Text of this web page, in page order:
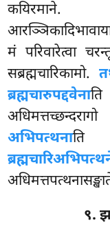
मं परिवारेत्वा
सब्रह्मचारिकामो.
ब्रह्मचारुपद्दवेना
अभिपत्थनाति
९.